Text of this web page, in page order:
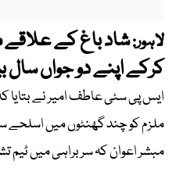
لاہور:شاد باغ کے علاقے
کرکے اپنے دو جواں سال
ایس پی سٹی عاطف امیر نے بتایا
ملزم کو چند گھنٹوں میں اسلحے
مبشر اعوان کہ سربراہی میں